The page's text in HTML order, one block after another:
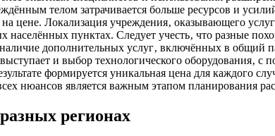
телом затрачивается больше ресурсов и
цене. Локализация учреждения‚ оказывающего
пунктах. Следует учесть‚ что разные
дополнительных услуг‚ включённых в общий
и выбор технологического оборудования‚
формируется уникальная цена для каждого
нюансов является важным этапом планирования
регионах